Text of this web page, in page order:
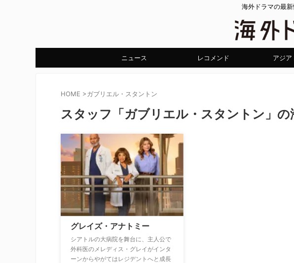
海外ドラマの最
ニュース レコメンド アジア
HOME >ガブリエル・スタントン
スタッフ「ガブリエル・スタントン」
グレイズ・アナトミー
シアトルの大病院を舞台に、主人公で
外科医のメレディス・グレイがインタ
ーンからやがてはレジデントへと成長